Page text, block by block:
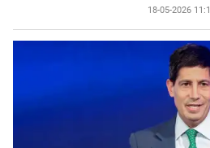
18-05-2026